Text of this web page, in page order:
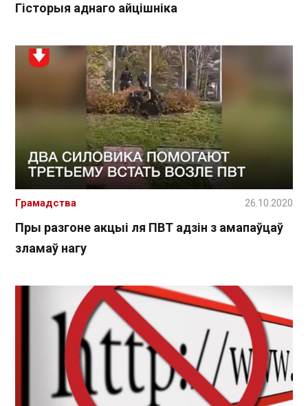
Гісторыя аднаго айцішніка
Пры разгоне акцыі ля ПВТ адзін з амапаўцаў
зламаў нагу
Грамадства 26.10.2020